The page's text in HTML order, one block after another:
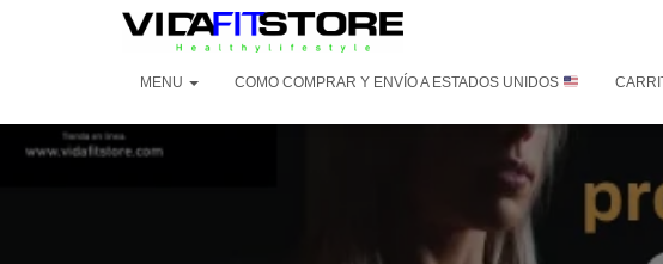
MENU COMO COMPRAR Y ENVÍO A ESTADOS UNIDOS